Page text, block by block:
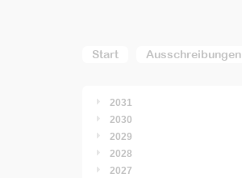
Start Ausschreibungen
2031
2030
2029
2028
2027